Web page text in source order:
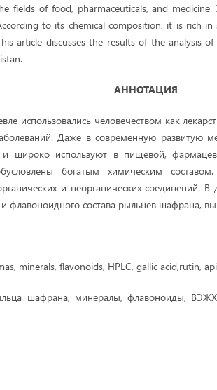
fields of food, pharmaceuticals, and
to its chemical composition, it is rich
article discusses the results of the analysis
АННОТАЦИЯ
использовались человечеством как
Даже в современную развитую
широко используют в пищевой,
богатым химическим
и неорганических соединений. В
флавоноидного состава рыльцев шафрана,
minerals, flavonoids, HPLC, gallic acid,rutin,
шафрана, минералы, флавоноиды, ВЭЖХ,